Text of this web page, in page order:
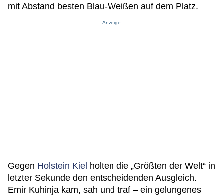
mit Abstand besten Blau-Weißen auf dem Platz.
Anzeige
Gegen Holstein Kiel holten die „Größten der Welt“ in
letzter Sekunde den entscheidenden Ausgleich.
Emir Kuhinja kam, sah und traf – ein gelungenes